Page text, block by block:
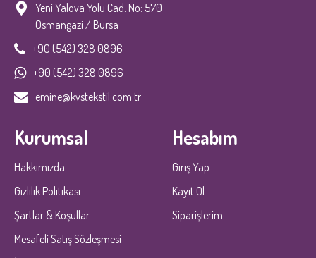
Yeni Yalova Yolu Cad. No: 570
Osmangazi / Bursa
+90 (542) 328 0896
+90 (542) 328 0896
emine@kvstekstil.com.tr
Kurumsal
Hakkımızda
Gizlilik Politikası
Şartlar & Koşullar
Mesafeli Satış Sözleşmesi
Hesabım
Giriş Yap
Kayıt Ol
Siparişlerim